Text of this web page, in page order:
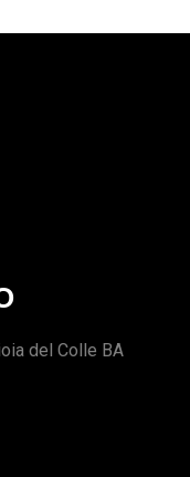
del Colle BA